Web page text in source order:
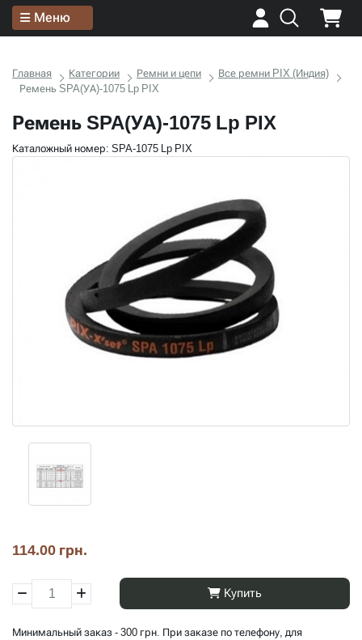
Меню
Главная Категории Ремни и цепи
Все ремни PIX (Индия)
Ремень SPA(УА)-1075 Lp PIX
Ремень SPA(УА)-1075 Lp PIX
Каталожный номер: SPA-1075 Lp PIX
114.00 грн.
Купить
Минимальный заказ - 300 грн. При заказе по телефону, для